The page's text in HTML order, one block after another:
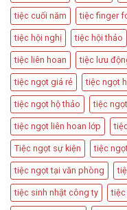
tiệc cuối năm tiệc finger
tiệc hội nghị tiệc hội thảo
tiệc liên hoan tiệc lưu
tiệc ngọt giá rẻ tiệc ngọt
tiệc ngọt hộ thảo tiệc
tiệc ngọt liên hoan lớp
Tiệc ngọt sự kiện tiệc
tiệc ngọt tại văn phòng
tiệc sinh nhật công ty tiệc